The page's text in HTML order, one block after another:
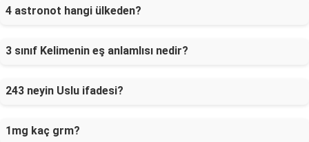
4 astronot hangi ülkeden?
3 sınıf Kelimenin eş anlamlısı nedir?
243 neyin Uslu ifadesi?
1mg kaç grm?